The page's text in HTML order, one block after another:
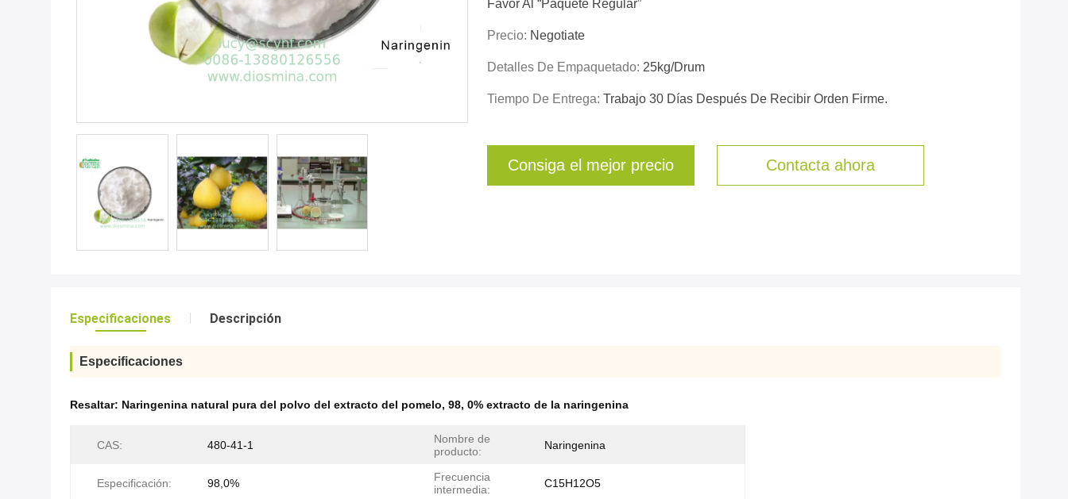
Favor Al “paquete Regular”
Precio: Negotiate
Detalles De Empaquetado: 25kg/drum
Tiempo De Entrega: Trabajo 30 Días Después De Recibir Orden Firme.
Consiga el mejor precio Contacta ahora
Especificaciones Descripción
Especificaciones
Resaltar: Naringenina natural pura del polvo del extracto del pomelo, 98, 0% extracto de la naringenina
CAS: 480-41-1
Nombre de
producto:
Naringenina
Especificación: 98,0%
Frecuencia
intermedia:
C15H12O5